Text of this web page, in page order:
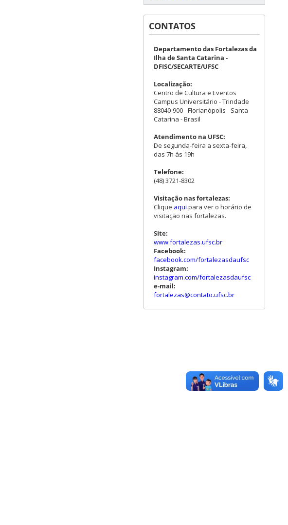
CONTATOS
Departamento das Fortalezas da
Ilha de Santa Catarina -
DFISC/SECARTE/UFSC
Localização:
Centro de Cultura e Eventos
Campus Universitário - Trindade
88040-900 - Florianópolis - Santa
Catarina - Brasil
Atendimento na UFSC:
De segunda-feira a sexta-feira,
das 7h às 19h
Telefone:
(48) 3721-8302
Visitação nas fortalezas:
Clique aqui para ver o horário de
visitação nas fortalezas.
Site:
www.fortalezas.ufsc.br
Facebook:
facebook.com/fortalezasdaufsc
Instagram:
instagram.com/fortalezasdaufsc
e-mail:
fortalezas@contato.ufsc.br